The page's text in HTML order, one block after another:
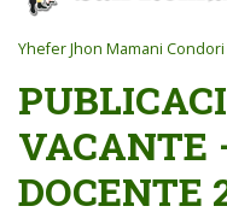
Yhefer Jhon Mamani Condori
VACANTE
DOCENTE